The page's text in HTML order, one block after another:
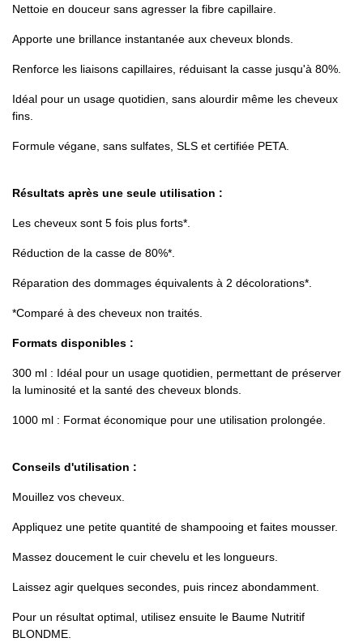
Nettoie en douceur sans agresser la fibre capillaire.
Apporte une brillance instantanée aux cheveux blonds.
Renforce les liaisons capillaires, réduisant la casse jusqu'à 80%.
Idéal pour un usage quotidien, sans alourdir même les cheveux
fins.
Formule végane, sans sulfates, SLS et certifiée PETA.
Résultats après une seule utilisation :
Les cheveux sont 5 fois plus forts*.
Réduction de la casse de 80%*.
Réparation des dommages équivalents à 2 décolorations*.
*Comparé à des cheveux non traités.
Formats disponibles :
300 ml : Idéal pour un usage quotidien, permettant de préserver
la luminosité et la santé des cheveux blonds.
1000 ml : Format économique pour une utilisation prolongée.
Conseils d'utilisation :
Mouillez vos cheveux.
Appliquez une petite quantité de shampooing et faites mousser.
Massez doucement le cuir chevelu et les longueurs.
Laissez agir quelques secondes, puis rincez abondamment.
Pour un résultat optimal, utilisez ensuite le Baume Nutritif
BLONDME.